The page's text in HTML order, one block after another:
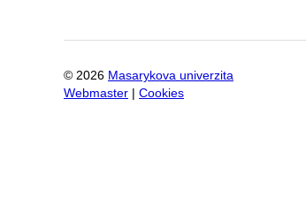
© 2026 Masarykova univerzita
Webmaster
Cookies